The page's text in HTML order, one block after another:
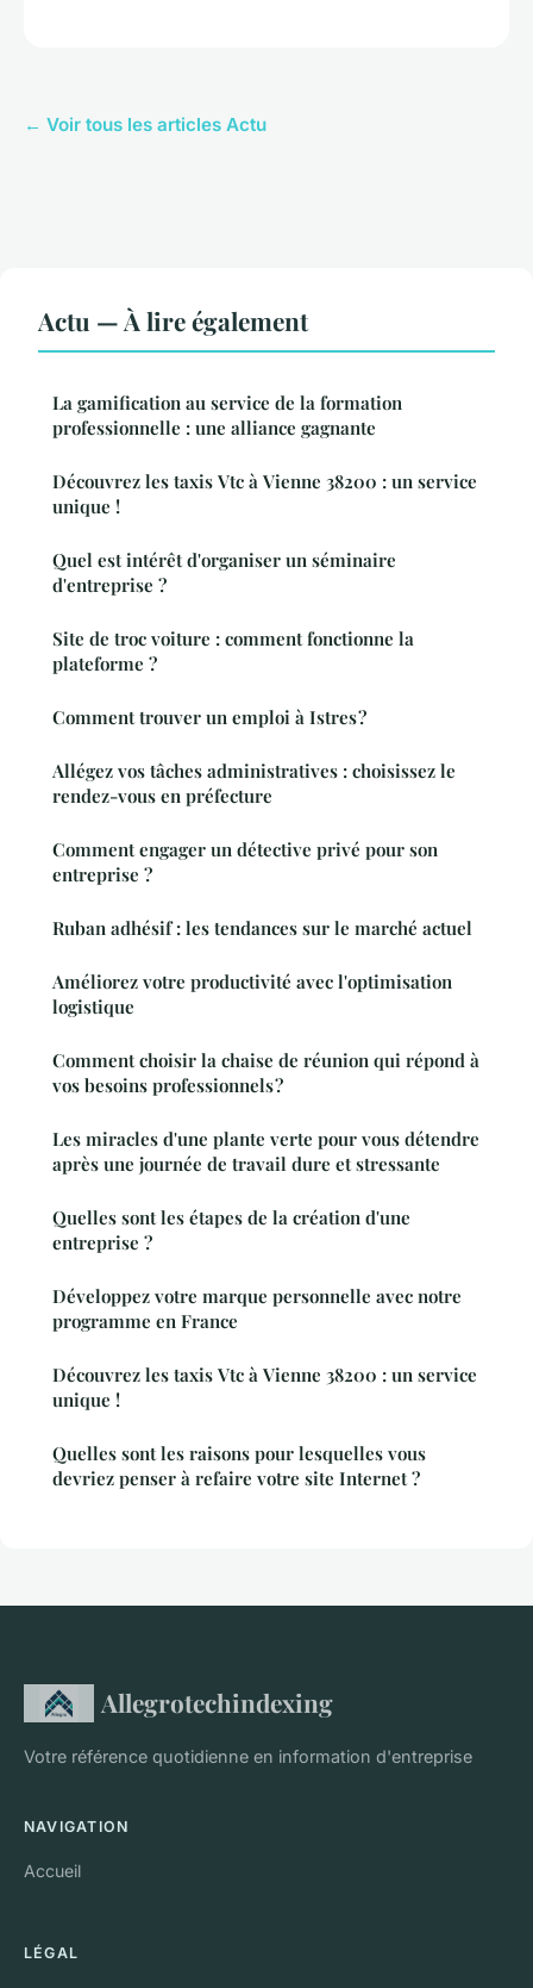
← Voir tous les articles Actu
Actu — À lire également
La gamification au service de la formation
professionnelle : une alliance gagnante
Découvrez les taxis Vtc à Vienne 38200 : un service
unique !
Quel est intérêt d'organiser un séminaire
d'entreprise ?
Site de troc voiture : comment fonctionne la
plateforme ?
Comment trouver un emploi à Istres ?
Allégez vos tâches administratives : choisissez le
rendez-vous en préfecture
Comment engager un détective privé pour son
entreprise ?
Ruban adhésif : les tendances sur le marché actuel
Améliorez votre productivité avec l'optimisation
logistique
Comment choisir la chaise de réunion qui répond à
vos besoins professionnels ?
Les miracles d'une plante verte pour vous détendre
après une journée de travail dure et stressante
Quelles sont les étapes de la création d'une
entreprise ?
Développez votre marque personnelle avec notre
programme en France
Découvrez les taxis Vtc à Vienne 38200 : un service
unique !
Quelles sont les raisons pour lesquelles vous
devriez penser à refaire votre site Internet ?
Allegrotechindexing
Votre référence quotidienne en information d'entreprise
NAVIGATION
Accueil
LÉGAL